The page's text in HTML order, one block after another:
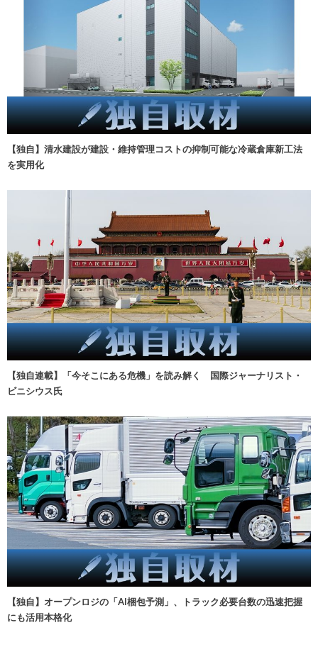
【独自】清水建設が建設・維持管理コストの抑制可能な冷蔵倉庫新工法
を実用化
【独自連載】「今そこにある危機」を読み解く 国際ジャーナリスト・
ビニシウス氏
【独自】オープンロジの「AI梱包予測」、トラック必要台数の迅速把握
にも活用本格化